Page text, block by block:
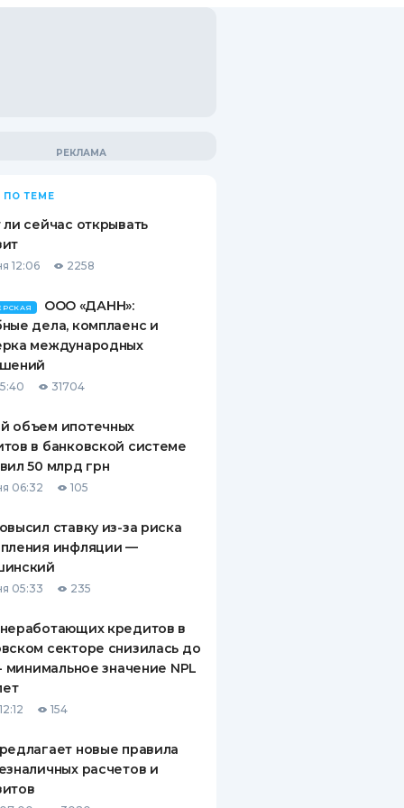
ПО ТЕМЕ
ли сейчас открывать
12:06 2258
ООО «ДАНН»:
дела, комплаенс и
международных
31704
объем ипотечных
в банковской системе
50 млрд грн
06:32 105
ставку из-за риска
инфляции —
05:33 235
кредитов в
секторе снизилась до
- минимальное значение NPL
154
новые правила
расчетов и